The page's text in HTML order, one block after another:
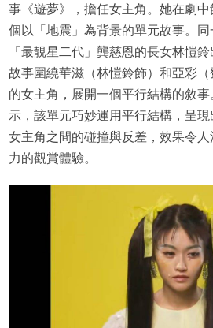
事《遊夢》，擔任女主角。她在劇
個以「地震」為背景的單元故事。
「最靚星二代」龔慈恩的長女林愷鈴
故事圍繞華滋（林愷鈴飾）和亞彩
的女主角，展開一個平行結構的敘
示，該單元巧妙運用平行結構，呈
女主角之間的碰撞與反差，效果令人
力的觀賞體驗。